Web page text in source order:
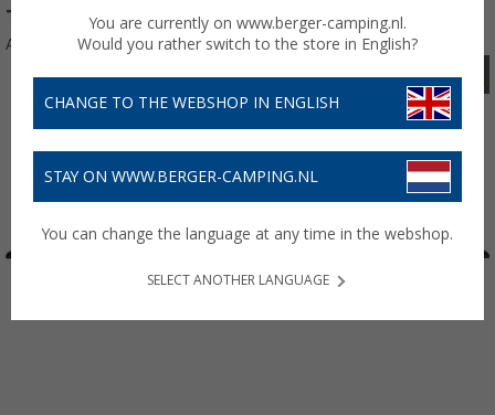
Traffic / Vivaro
Artikelnr: 519145
You are currently on www.berger-camping.nl.
Would you rather switch to the store in English?
CHANGE TO THE WEBSHOP IN ENGLISH
STAY ON WWW.BERGER-CAMPING.NL
You can change the language at any time in the webshop.
SELECT ANOTHER LANGUAGE